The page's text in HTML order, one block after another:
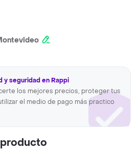
y seguridad en Rappi
los mejores precios, proteger tus
el medio de pago más practico